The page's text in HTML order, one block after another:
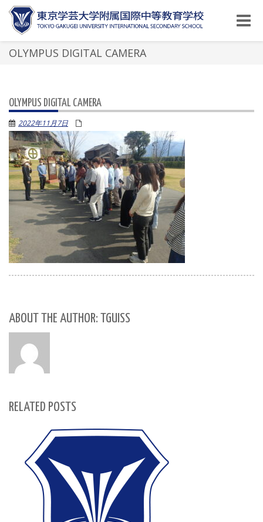
Toggle
OLYMPUS DIGITAL CAMERA
OLYMPUS DIGITAL CAMERA
2022年11月7日
ABOUT THE AUTHOR: TGUISS
RELATED POSTS